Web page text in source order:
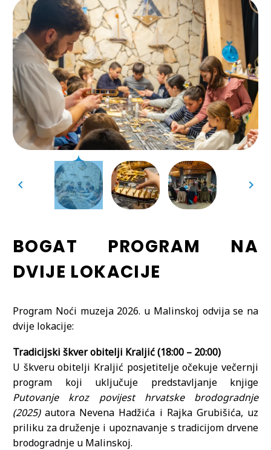
BOGAT PROGRAM NA
DVIJE LOKACIJE
Program Noći muzeja 2026. u Malinskoj odvija se na
dvije lokacije:
Tradicijski škver obitelji Kraljić (18:00 – 20:00)
U škveru obitelji Kraljić posjetitelje očekuje večernji
program koji uključuje predstavljanje knjige
Putovanje kroz povijest hrvatske brodogradnje
(2025)autora Nevena Hadžića i Rajka Grubišića, uz
priliku za druženje i upoznavanje s tradicijom drvene
brodogradnje u Malinskoj.